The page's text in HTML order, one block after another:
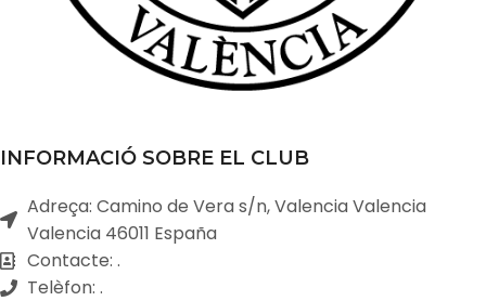
INFORMACIÓ SOBRE EL CLUB
Adreça: Camino de Vera s/n, Valencia Valencia
Valencia 46011 España
Contacte: .
Telèfon: .